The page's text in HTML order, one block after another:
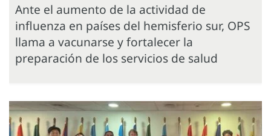
Ante el aumento de la actividad de
influenza en países del hemisferio sur, OPS
llama a vacunarse y fortalecer la
preparación de los servicios de salud